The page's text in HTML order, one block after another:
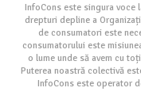
InfoCons este singura voce
drepturi depline a
de consumatori este
consumatorului este
o lume unde să avem cu
Puterea noastră colectivă
InfoCons este operator